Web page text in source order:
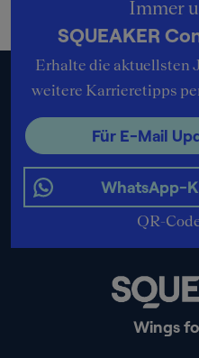
Wings
Immer
SQUEAKER
Erhalte die aktuellsten
weitere Karrieretipps
Für E-Mail
WhatsApp-
QR-